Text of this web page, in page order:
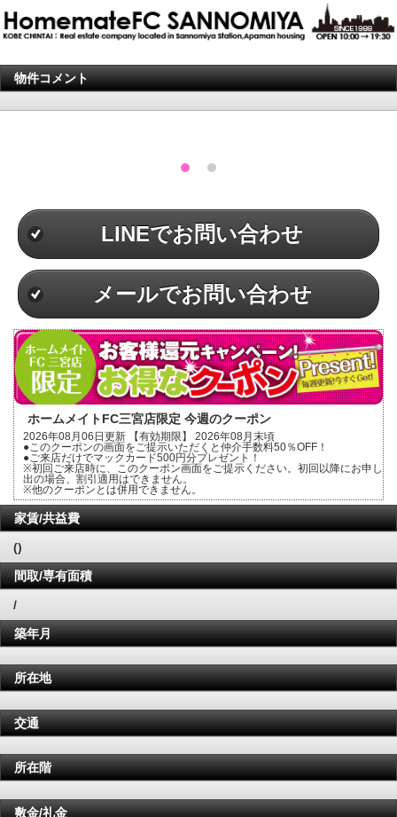
物件コメント
LINEでお問い合わせ
メールでお問い合わせ
ホームメイトFC三宮店限定 今週のクーポン
2026年08月06日更新 【有効期限】 2026年08月末頃
●このクーポンの画面をご提示いただくと仲介手数料50％OFF！
●ご来店だけでマックカード500円分プレゼント！
※初回ご来店時に、このクーポン画面をご提示ください。初回以降にお申し
出の場合、割引適用はできません。
※他のクーポンとは併用できません。
家賃/共益費
()
間取/専有面積
/
築年月
所在地
交通
所在階
敷金/礼金